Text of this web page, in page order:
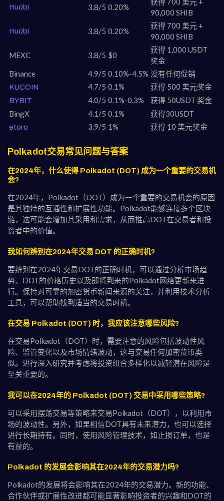
Huobi 3.8/5 0.20%
90,000 SHIB
Huobi 3.8/5 0.20%
获得 700 美元 +
90,000 SHIB
MEXC 3.8/5 $0
获得 1,000 USDT
奖金
Binance
4.9/5 0.10%-4.5% 没有任何促销
KUCOIN 4.7/5 0.1% 获得 500 美元奖金
BYBIT 4.0/5 0.1%-0.3%
获得 50USDT 奖金
BingX
4.1/5 0.1% 获得30USDT
etoro 3.9/5 1% 获得 10 美元奖金
Polkadot交易常见问题与答案
在2024年，什么使得 Polkadot (DOT) 成为一个重要的交易机
会?
在2024年，Polkadot（DOT）成为一个重要的交易机会的原因
是其独特的互通性和扩展性功能。Polkadot能够连接多个区块
链，这可能会增加其采用和需求，从而推高DOT在交易者和投
资者中的价值。
我如何辨别在2024年交易 DOT 的正确时机?
要辨别在2024年交易DOT的正确时机，可以通过分析市场趋
势、DOT的价格历史以及即将到来的Polkadot网络更新来进
行。保持对可靠的加密货币新闻来源的关注，并利用技术分析
工具，可以帮助找到适当的交易时机。
在交易 Polkadot (DOT) 时，我应该注意哪些风险?
在交易Polkadot（DOT）时，需要注意的风险包括波动性风
险、监管变化以及市场情绪波动，这与交易任何加密货币类
似。进行深入研究并考虑将投资组合多样化以减轻潜在风险是
至关重要的。
我可以在2024年的 Polkadot (DOT) 交易中采用哪些策略?
可以采用摆荡交易等策略来交易Polkadot（DOT），以利用市
场的波动性。另外，如果相信DOT具有未来潜力，也可以选择
进行长期持有。同时，使用风险管理技术，如止损订单，也是
有益的。
Polkadot 的发展会影响其在2024年的交易潜力吗?
Polkadot的发展将会影响其在2024年的交易潜力。新的功能、
合作伙伴或扩展性改进都可能显著影响投资者的兴趣和DOT的